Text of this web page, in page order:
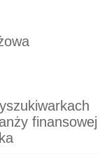
finansowej